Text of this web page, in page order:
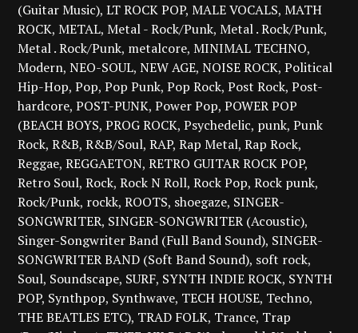
(Guitar Music) LT ROCK POP MALE VOCALS MATH
ROCK METAL Metal - Rock/Punk Metal . Rock/Punk
Metal . Rock/Punk metalcore MINIMAL TECHNO
Modern NEO-SOUL NEW AGE NOISE ROCK Political
Hip-Hop Pop Pop Punk Pop Rock Post Rock Post-
hardcore POST-PUNK Power Pop POWER POP
(BEACH BOYS PROG ROCK Psychedelic punk Punk
Rock R&B R&B/Soul RAP Rap Metal Rap Rock
Reggae REGGAETON RETRO GUITAR ROCK POP
Retro Soul Rock Rock N Roll Rock Pop Rock punk
Rock/Punk rockk ROOTS shoegaze SINGER-
SONGWRITER SINGER-SONGWRITER (Acoustic)
Singer-Songwriter Band (Full Band Sound) SINGER-
SONGWRITER BAND (Soft Band Sound) soft rock
Soul Soundscape SURF SYNTH INDIE ROCK SYNTH
POP Synthpop Synthwave TECH HOUSE Techno
THE BEATLES ETC) TRAD FOLK Trance Trap